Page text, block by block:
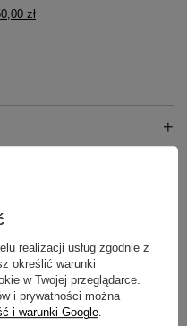
zł
realizacji usług zgodnie z
określić warunki
w Twojej przeglądarce.
i prywatności można
i warunki Google.